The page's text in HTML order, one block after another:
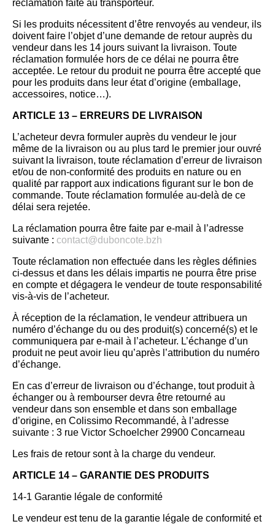
réclamation faite au transporteur.
Si les produits nécessitent d’être renvoyés au vendeur, ils
doivent faire l’objet d’une demande de retour auprès du
vendeur dans les 14 jours suivant la livraison. Toute
réclamation formulée hors de ce délai ne pourra être
acceptée. Le retour du produit ne pourra être accepté que
pour les produits dans leur état d’origine (emballage,
accessoires, notice…).
ARTICLE 13 – ERREURS DE LIVRAISON
L’acheteur devra formuler auprès du vendeur le jour
même de la livraison ou au plus tard le premier jour ouvré
suivant la livraison, toute réclamation d’erreur de livraison
et/ou de non-conformité des produits en nature ou en
qualité par rapport aux indications figurant sur le bon de
commande. Toute réclamation formulée au-delà de ce
délai sera rejetée.
La réclamation pourra être faite par e-mail à l’adresse
suivante : contact@duboncote.bzh
Toute réclamation non effectuée dans les règles définies
ci-dessus et dans les délais impartis ne pourra être prise
en compte et dégagera le vendeur de toute responsabilité
vis-à-vis de l’acheteur.
À réception de la réclamation, le vendeur attribuera un
numéro d’échange du ou des produit(s) concerné(s) et le
communiquera par e-mail à l’acheteur. L’échange d’un
produit ne peut avoir lieu qu’après l’attribution du numéro
d’échange.
En cas d’erreur de livraison ou d’échange, tout produit à
échanger ou à rembourser devra être retourné au
vendeur dans son ensemble et dans son emballage
d’origine, en Colissimo Recommandé, à l’adresse
suivante : 3 rue Victor Schoelcher 29900 Concarneau
Les frais de retour sont à la charge du vendeur.
ARTICLE 14 – GARANTIE DES PRODUITS
14-1 Garantie légale de conformité
Le vendeur est tenu de la garantie légale de conformité et